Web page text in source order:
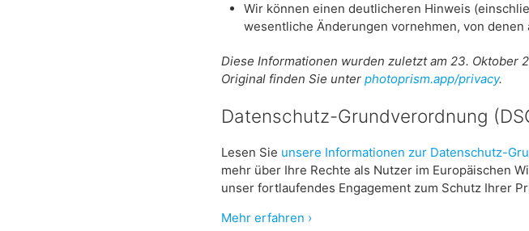
Wir können einen deutlicheren Hinweis
wesentliche Änderungen vornehmen, von
Diese Informationen wurden zuletzt am 23. Oktober
Original finden Sie unterphotoprism.app/privacy.
Datenschutz-Grundverordnung
Lesen Sie unsere Informationen zur Datenschutz-
mehr über Ihre Rechte als Nutzer im Europäischen
unser fortlaufendes Engagement zum Schutz Ihrer
Mehr erfahren ›